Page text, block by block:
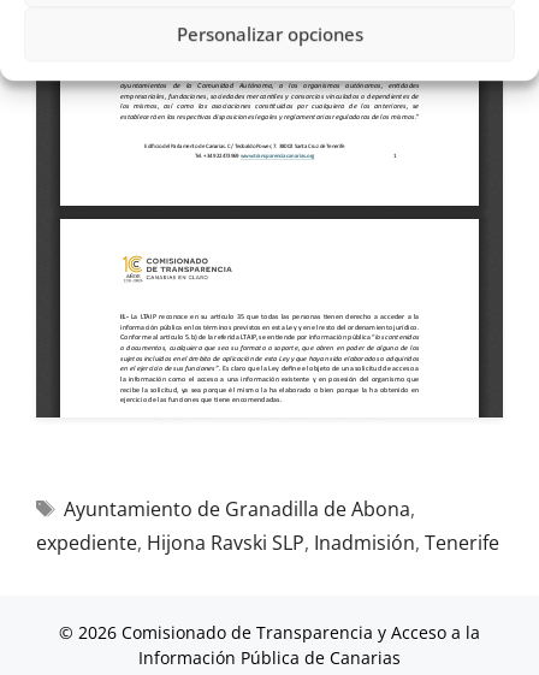
Personalizar opciones
Ayuntamiento de Granadilla de Abona,
expediente, Hijona Ravski SLP, Inadmisión, Tenerife
© 2026 Comisionado de Transparencia y Acceso a la
Información Pública de Canarias